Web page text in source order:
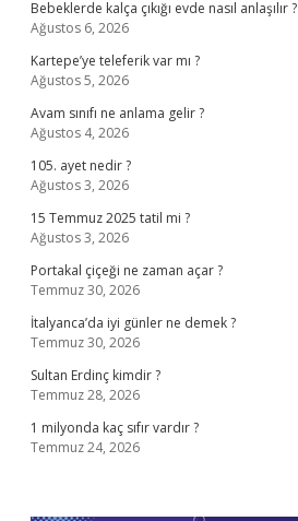
Bebeklerde kalça çıkığı evde nasıl anlaşılır ?
Ağustos 6, 2026
Kartepe’ye teleferik var mı ?
Ağustos 5, 2026
Avam sınıfı ne anlama gelir ?
Ağustos 4, 2026
105. ayet nedir ?
Ağustos 3, 2026
15 Temmuz 2025 tatil mi ?
Ağustos 3, 2026
Portakal çiçeği ne zaman açar ?
Temmuz 30, 2026
İtalyanca’da iyi günler ne demek ?
Temmuz 30, 2026
Sultan Erdinç kimdir ?
Temmuz 28, 2026
1 milyonda kaç sıfır vardır ?
Temmuz 24, 2026